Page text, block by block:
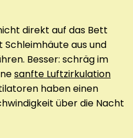
direkt auf das Bett
aus und
Besser: schräg im
sanfte Luftzirkulation
haben einen
über die Nacht